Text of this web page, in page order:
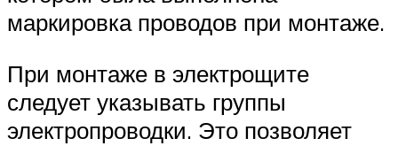
маркировка проводов при монтаже.
При монтаже в электрощите
следует указывать группы
электропроводки. Это позволяет